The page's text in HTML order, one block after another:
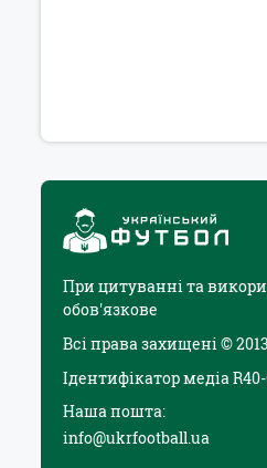
При цитуванні та
обов'язкове
Всі права захищені ©
Ідентифікатор медіа
Наша пошта:
info@ukrfootball.ua